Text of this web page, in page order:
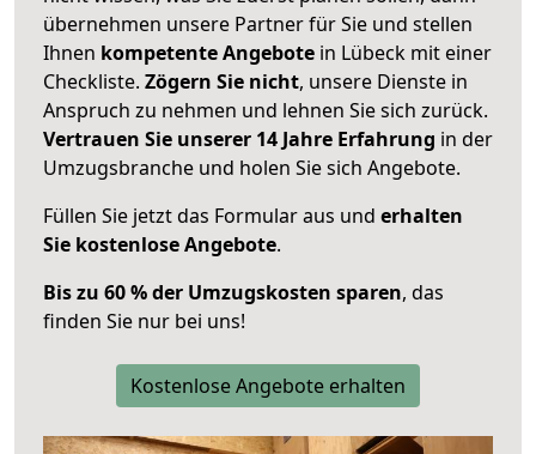
übernehmen unsere Partner für Sie und stellen
Ihnen kompetente Angebote in Lübeck mit einer
Checkliste. Zögern Sie nicht, unsere Dienste in
Anspruch zu nehmen und lehnen Sie sich zurück.
Vertrauen Sie unserer 14 Jahre Erfahrung in der
Umzugsbranche und holen Sie sich Angebote.
Füllen Sie jetzt das Formular aus und erhalten
Sie kostenlose Angebote.
Bis zu 60 % der Umzugskosten sparen, das
finden Sie nur bei uns!
Kostenlose Angebote erhalten